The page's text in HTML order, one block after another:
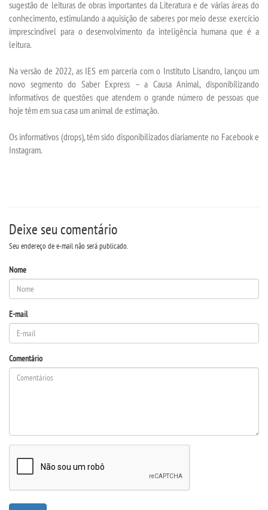
APOIO AO DISCENTE
CPA
INFRAESTRUTURA
PPC
REGIMENTO GERAL
WEBMAIL
PORTAL DE PROFESSORES/ACADÊMICO
sugestão de leituras de obras importantes da Literatura e de várias áreas do
conhecimento, estimulando a aquisição de saberes por meio desse exercício
imprescindível para o desenvolvimento da inteligência humana que é a
leitura.
Na versão de 2022, as IES em parceria com o Instituto Lisandro, lançou um
novo segmento do Saber Express – a Causa Animal, disponibilizando
informativos de questões que atendem o grande número de pessoas que
hoje têm em sua casa um animal de estimação.
Os informativos (drops), têm sido disponibilizados diariamente no Facebook e
Instagram.
Deixe seu comentário
Seu endereço de e-mail não será publicado.
Nome
E-mail
Comentário